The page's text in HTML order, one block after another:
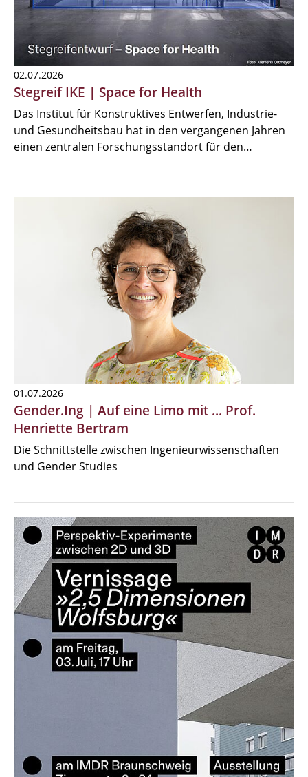
02.07.2026
Stegreif IKE | Space for Health
Das Institut für Konstruktives Entwerfen, Industrie-
und Gesundheitsbau hat in den vergangenen Jahren
einen zentralen Forschungsstandort für den…
01.07.2026
Gender.Ing | Auf eine Limo mit ... Prof.
Henriette Bertram
Die Schnittstelle zwischen Ingenieurwissenschaften
und Gender Studies